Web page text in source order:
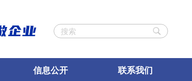
信息公开 联系我们